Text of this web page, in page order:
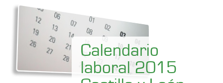
Calendario
laboral 2015